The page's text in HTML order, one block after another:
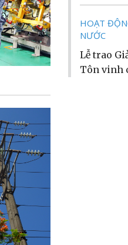
HOẠT
NƯỚC
Lễ trao
Tôn vinh